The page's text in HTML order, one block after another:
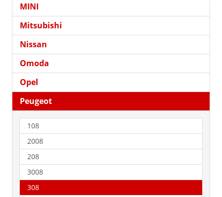
MINI
Mitsubishi
Nissan
Omoda
Opel
Peugeot
108
2008
208
3008
308